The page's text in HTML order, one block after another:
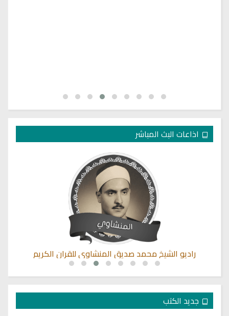
اذاعات البث المباشر
راديو الشيخ محمد صديق المنشاوي للقران الكريم
جديد الكتب